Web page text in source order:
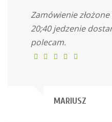
Zamówienie
20;40 jedzenie
polecam.
MARIUSZ